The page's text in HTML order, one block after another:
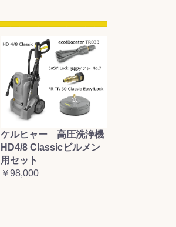
ケルヒャー 高圧洗浄機
HD4/8 Classicビルメン
用セット
￥98,000